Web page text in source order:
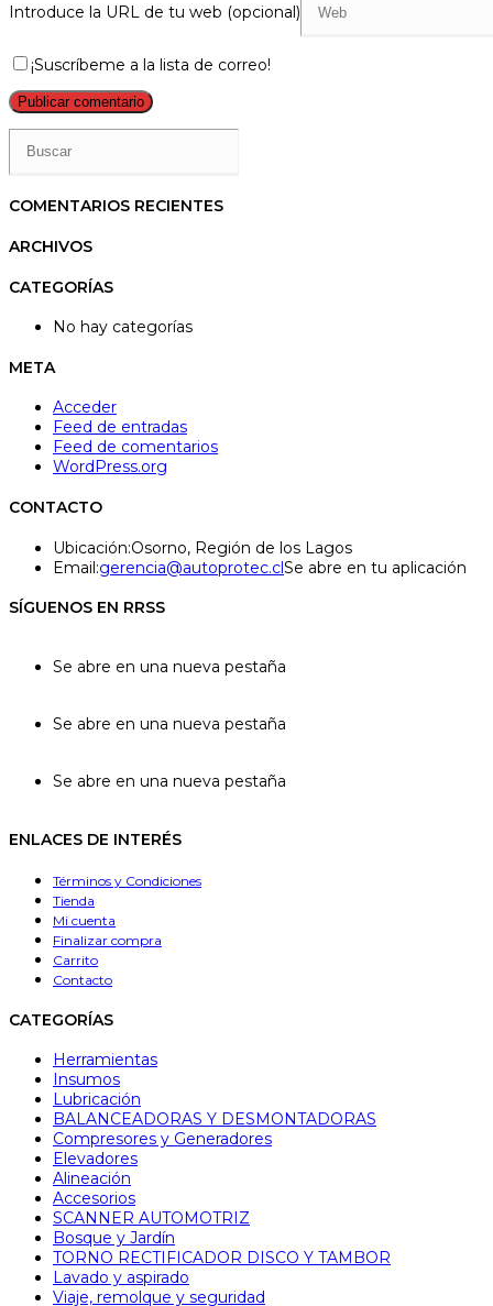
Introduce la URL de tu web (opcional)
¡Suscríbeme a la lista de correo!
COMENTARIOS RECIENTES
ARCHIVOS
CATEGORÍAS
No hay categorías
META
Acceder
Feed de entradas
Feed de comentarios
WordPress.org
CONTACTO
Ubicación:Osorno, Región de los Lagos
Email:gerencia@autoprotec.clSe abre en tu aplicación
SÍGUENOS EN RRSS
Se abre en una nueva pestaña
Se abre en una nueva pestaña
Se abre en una nueva pestaña
ENLACES DE INTERÉS
Términos y Condiciones
Tienda
Mi cuenta
Finalizar compra
Carrito
Contacto
CATEGORÍAS
Herramientas
Insumos
Lubricación
BALANCEADORAS Y DESMONTADORAS
Compresores y Generadores
Elevadores
Alineación
Accesorios
SCANNER AUTOMOTRIZ
Bosque y Jardín
TORNO RECTIFICADOR DISCO Y TAMBOR
Lavado y aspirado
Viaje, remolque y seguridad